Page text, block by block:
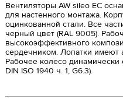
Вентиляторы AW sileo EC
для настенного монтажа.
оцинкованной стали. Все
черный цвет (RAL 9005).
высокоэффективного
сердечником. Лопатки
Рабочее колесо динамически
DIN ISO 1940 ч. 1, G6.3).